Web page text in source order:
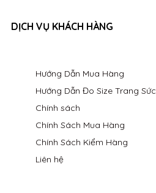
DỊCH VỤ KHÁCH HÀNG
Hướng Dẫn Mua Hàng
Hướng Dẫn Đo Size Trang Sức
Chính sách
Chính Sách Mua Hàng
Chính Sách Kiểm Hàng
Liên hệ